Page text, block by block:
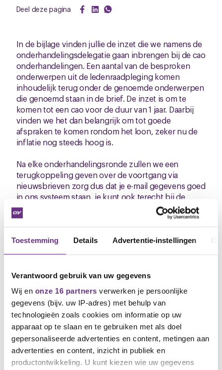
Toestemming Details Advertentie-instellingen
Verantwoord gebruik van uw gegevens
Wij en onze 16 partners verwerken je persoonlijke
gegevens (bijv. uw IP-adres) met behulp van
technologieën zoals cookies om informatie op uw
apparaat op te slaan en te gebruiken met als doel
gepersonaliseerde advertenties en content, metingen aan
advertenties en content, inzicht in publiek en
productontwikkeling. U kunt kiezen wie uw gegevens
Deel deze pagina
In de bijlage vinden jullie de inzet die we namens de
onderhandelingsdelegatie gaan inbrengen bij de cao
onderhandelingen. Een aantal van de besproken
onderwerpen uit de ledenraadpleging komen
inhoudelijk terug onder de genoemde onderwerpen
die genoemd staan in de brief. De inzet is om te
komen tot een cao voor de duur van 1 jaar. Daarbij
vinden we het dan belangrijk om tot goede
afspraken te komen rondom het loon, zeker nu de
inflatie nog steeds hoog is.
Na elke onderhandelingsronde zullen we een
terugkoppeling geven over de voortgang via
nieuwsbrieven zorg dus dat je e-mail gegevens goed
in ons systeem staan, je kunt ook terecht bij de
kaderleden binnen LCGlass of bij mij als
onderhandelaar.
Onderhandelaar CNV Vakmensen
E:h.oomkes@cnvvakmensen.nl| M: 06 5160 2057
Downloads
Voorstellenbrief_CNV_LCGlass (.pdf)